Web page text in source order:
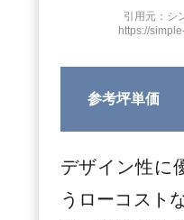
引用元：シ
https://
参考坪単価
デザイン性に
うローコスト